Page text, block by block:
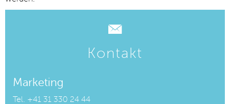
Kontakt
Marketing
Tel. +41 31 330 24 44